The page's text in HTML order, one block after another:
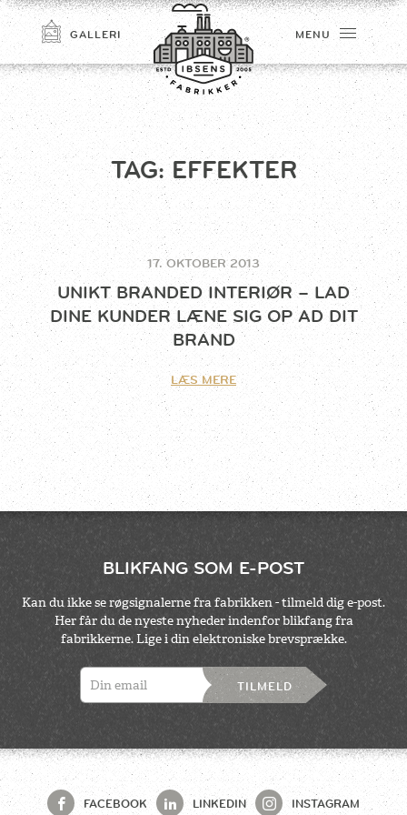
TILMELD
GALLERI MENU
TAG:EFFEKTER
17. OKTOBER 2013
UNIKT BRANDED INTERIØR – LAD
DINE KUNDER LÆNE SIG OP AD DIT
BRAND
LÆS MERE
BLIKFANG SOM E-POST
Kan du ikke se røgsignalerne fra fabrikken - tilmeld dig e-post.
Her får du de nyeste nyheder indenfor blikfang fra
fabrikkerne. Lige i din elektroniske brevsprække.
TILMELD
FACEBOOK LINKEDIN INSTAGRAM